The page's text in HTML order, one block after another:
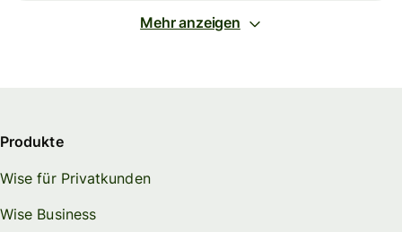
Mehr anzeigen
Produkte
Wise für Privatkunden
Wise Business